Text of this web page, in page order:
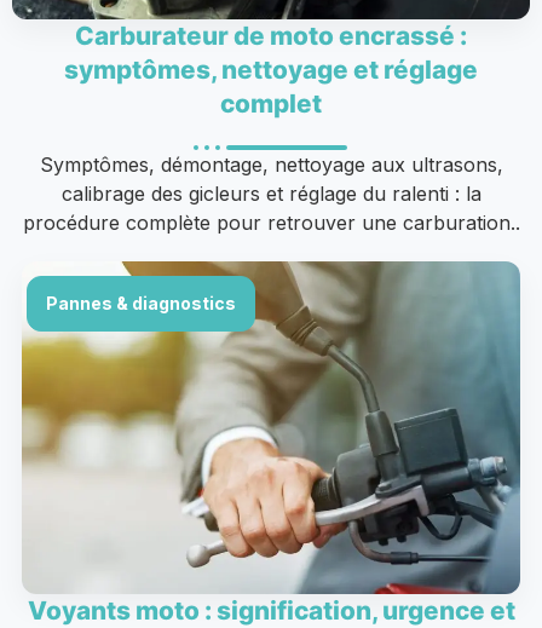
Carburateur de moto encrassé :
symptômes, nettoyage et réglage
complet
Symptômes, démontage, nettoyage aux ultrasons,
calibrage des gicleurs et réglage du ralenti : la
procédure complète pour retrouver une carburation..
Pannes & diagnostics
Voyants moto : signification, urgence et